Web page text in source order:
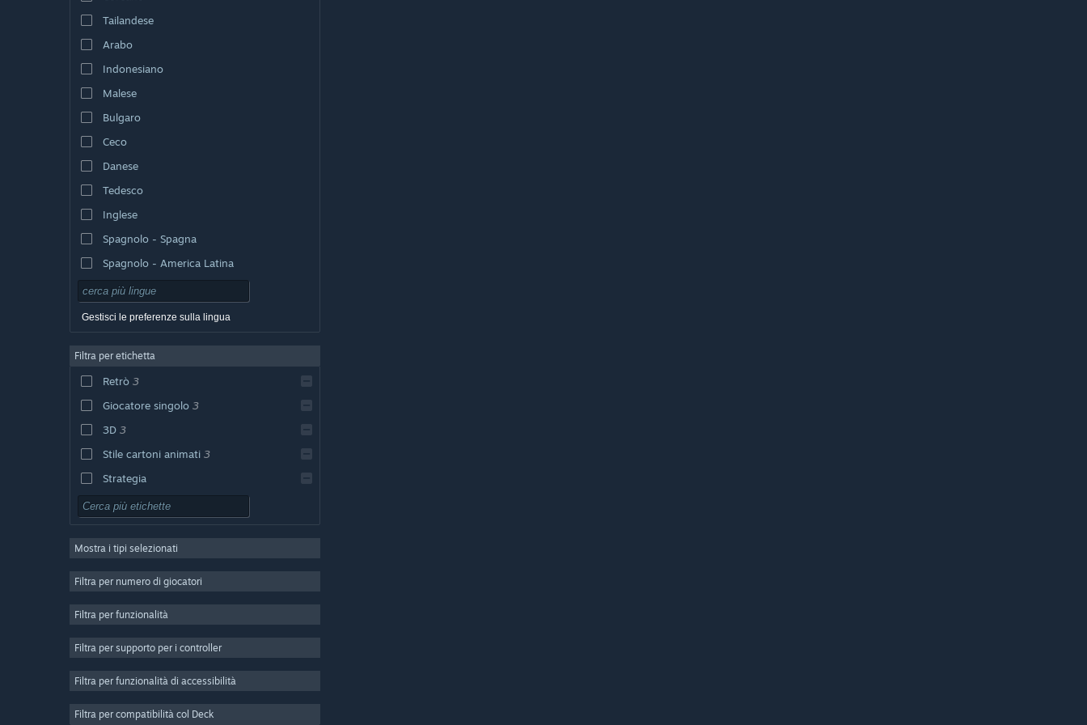
Tailandese
Arabo
Indonesiano
Malese
Bulgaro
Ceco
Danese
Tedesco
Inglese
Spagnolo - Spagna
Spagnolo - America Latina
Gestisci le preferenze sulla lingua
Filtra per etichetta
Retrò 3
Giocatore singolo 3
3D 3
Stile cartoni animati 3
Strategia
Azione
Design e illustrazione
Multigiocatore di massa
Passatempo
Mostra i tipi selezionati
Filtra per numero di giocatori
Filtra per funzionalità
Filtra per supporto per i controller
Filtra per funzionalità di accessibilità
Filtra per compatibilità col Deck